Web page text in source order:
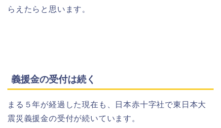
らえたらと思います。
義援金の受付は続く
まる５年が経過した現在も、日本赤十字社で東日本大
震災義援金の受付が続いています。